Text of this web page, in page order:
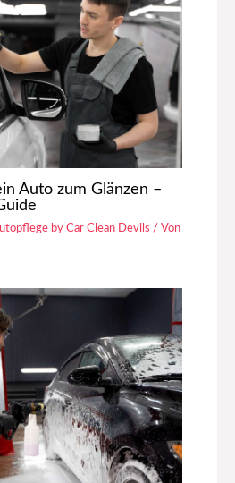
Auto zum Glänzen –
by Car Clean Devils / Von